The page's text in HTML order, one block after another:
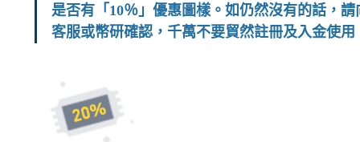
是否有「10％」優惠圖樣。如仍然沒有的話，請
客服或幣研確認，千萬不要貿然註冊及入金使用